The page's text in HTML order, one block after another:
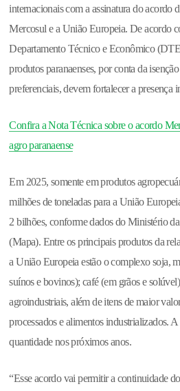
internacionais com a assinatura do acordo
Mercosul e a União Europeia. De acordo
Departamento Técnico e Econômico
produtos paranaenses, por conta da
preferenciais, devem fortalecer a presença
Confira a Nota Técnica sobre o acordo
agro paranaense
Em 2025, somente em produtos
milhões de toneladas para a União
2 bilhões, conforme dados do Ministério
(Mapa). Entre os principais produtos da
a União Europeia estão o complexo soja,
suínos e bovinos); café (em grãos e
agroindustriais, além de itens de maior
processados e alimentos industrializados.
quantidade nos próximos anos.
“Esse acordo vai permitir a continuidade